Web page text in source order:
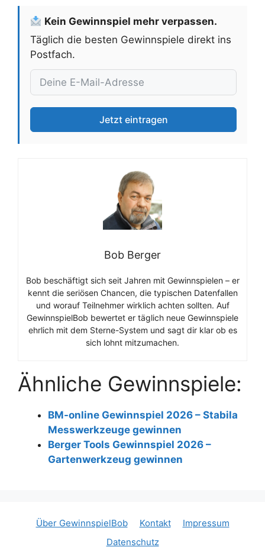
Kein Gewinnspiel mehr verpassen.
Täglich die besten Gewinnspiele direkt ins
Postfach.
Jetzt eintragen
Bob Berger
Bob beschäftigt sich seit Jahren mit Gewinnspielen – er
kennt die seriösen Chancen, die typischen Datenfallen
und worauf Teilnehmer wirklich achten sollten. Auf
GewinnspielBob bewertet er täglich neue Gewinnspiele
ehrlich mit dem Sterne-System und sagt dir klar ob es
sich lohnt mitzumachen.
Ähnliche Gewinnspiele:
BM-online Gewinnspiel 2026 – Stabila
Messwerkzeuge gewinnen
Berger Tools Gewinnspiel 2026 –
Gartenwerkzeug gewinnen
Über GewinnspielBob Kontakt
Impressum
Datenschutz